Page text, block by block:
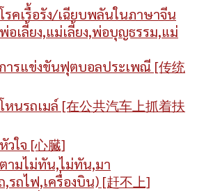
รคเรื้อรัง/เฉียบพลันในภาษาจีน
อเลี้ยง,แม่เลี้ยง,พ่อบุญธรรม,แม่
ารแข่งขันฟุตบอลประเพณี [传统
นรถเมล์ [在公共汽车上抓着扶
วใจ [心臓]
ามไม่ทัน,ไม่ทัน,มา
รถไฟ,เครื่องบิน) [赶不上]